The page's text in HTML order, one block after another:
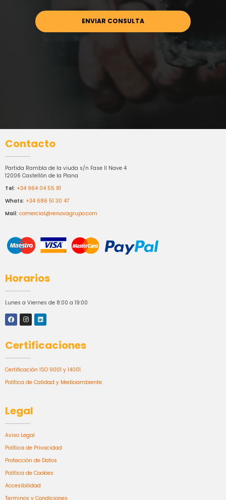
Contacto
Partida Rambla de la viuda s/n Fase II Nave 4
12006 Castellón de la Plana
Tel: +34 964 04 55 81
Whats: +34 686 51 30 47
Mail: comercial@renovagrupo.com
Horarios
Lunes a Viernes de 8:00 a 19:00
Certificaciones
Certificación ISO 9001 y 14001
Política de Calidad y Medioambiente
Legal
Aviso Legal
Política de Privacidad
Protección de Datos
Política de Cookies
Accesibilidad
Terminos y Condiciones